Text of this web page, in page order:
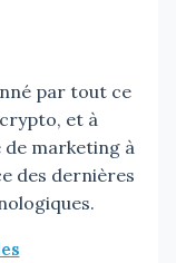
par tout ce
et à
marketing à
des dernières